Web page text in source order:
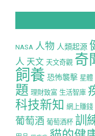
NASA 人物 人類起源
人 天文 天文奇觀 奇
飼養 恐怖襲擊 星體
題 理財致富 生活智庫
科技新知 網上賺錢
葡萄酒 葡萄酒杯 訓